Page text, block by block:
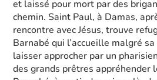
et laissé pour mort par des
chemin. Saint Paul, à Damas,
rencontre avec Jésus, trouve
Barnabé qui l’accueille malgré
laisser approcher par un
des grands prêtres appréhender